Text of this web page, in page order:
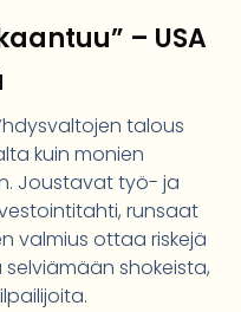
– USA
talous
kuin monien
Joustavat työ- ja
runsaat
valmius ottaa riskejä
shokeista,